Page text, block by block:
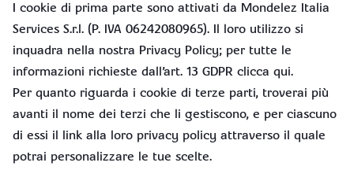
I cookie di prima parte sono attivati da Mondelez Italia
Services S.r.l. (P. IVA 06242080965). Il loro utilizzo si
inquadra nella nostra Privacy Policy; per tutte le
informazioni richieste dall’art. 13 GDPR clicca qui.
Per quanto riguarda i cookie di terze parti, troverai più
avanti il nome dei terzi che li gestiscono, e per ciascuno
di essi il link alla loro privacy policy attraverso il quale
potrai personalizzare le tue scelte.